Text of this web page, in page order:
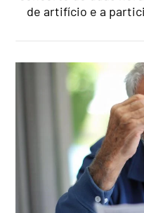
de artifício e a